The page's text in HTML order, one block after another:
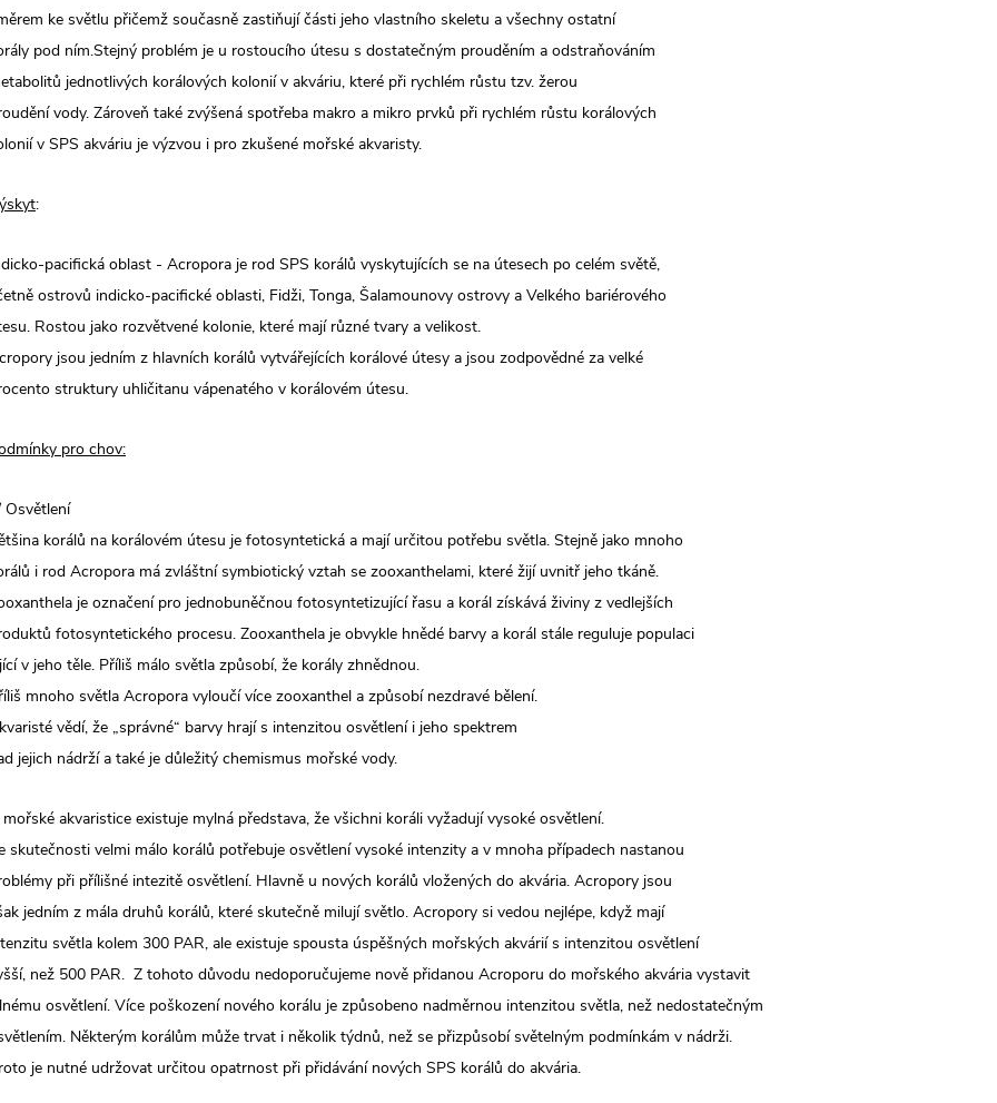
ke světlu přičemž současně zastiňují části jeho vlastního skeletu a všechny ostatní
pod ním.Stejný problém je u rostoucího útesu s dostatečným prouděním a odstraňováním
jednotlivých korálových kolonií v akváriu, které při rychlém růstu tzv. žerou
vody. Zároveň také zvýšená spotřeba makro a mikro prvků při rychlém růstu korálových
v SPS akváriu je výzvou i pro zkušené mořské akvaristy.
:
pacifická oblast - Acropora je rod SPS korálů vyskytujících se na útesech po celém světě,
ostrovů indicko-pacifické oblasti, Fidži, Tonga, Šalamounovy ostrovy a Velkého bariérového
Rostou jako rozvětvené kolonie, které mají různé tvary a velikost.
jsou jedním z hlavních korálů vytvářejících korálové útesy a jsou zodpovědné za velké
struktury uhličitanu vápenatého v korálovém útesu.
pro chov:
Osvětlení
korálů na korálovém útesu je fotosyntetická a mají určitou potřebu světla. Stejně jako mnoho
i rod Acropora má zvláštní symbiotický vztah se zooxanthelami, které žijí uvnitř jeho tkáně.
je označení pro jednobuněčnou fotosyntetizující řasu a korál získává živiny z vedlejších
fotosyntetického procesu. Zooxanthela je obvykle hnědé barvy a korál stále reguluje populaci
v jeho těle. Příliš málo světla způsobí, že korály zhnědnou.
mnoho světla Acropora vyloučí více zooxanthel a způsobí nezdravé bělení.
vědí, že „správné“ barvy hrají s intenzitou osvětlení i jeho spektrem
jejich nádrží a také je důležitý chemismus mořské vody.
akvaristice existuje mylná představa, že všichni koráli vyžadují vysoké osvětlení.
skutečnosti velmi málo korálů potřebuje osvětlení vysoké intenzity a v mnoha případech nastanou
při přílišné intezitě osvětlení. Hlavně u nových korálů vložených do akvária. Acropory jsou
jedním z mála druhů korálů, které skutečně milují světlo. Acropory si vedou nejlépe, když mají
světla kolem 300 PAR, ale existuje spousta úspěšných mořských akvárií s intenzitou osvětlení
než 500 PAR. Z tohoto důvodu nedoporučujeme nově přidanou Acroporu do mořského akvária vystavit
osvětlení. Více poškození nového korálu je způsobeno nadměrnou intenzitou světla, než nedostatečným
Některým korálům může trvat i několik týdnů, než se přizpůsobí světelným podmínkám v nádrži.
je nutné udržovat určitou opatrnost při přidávání nových SPS korálů do akvária.